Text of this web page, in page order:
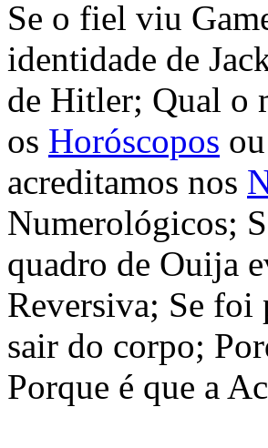
Se o fiel viu
identidade de
de Hitler; Qual o
os Horóscopos
acreditamos nos
Numerológicos;
quadro de Ouija
Reversiva; Se foi
sair do corpo;
Porque é que a